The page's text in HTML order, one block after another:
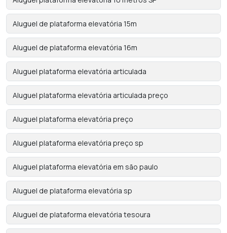
Aluguel de plataforma elevatória 15m
Aluguel de plataforma elevatória 16m
Aluguel plataforma elevatória articulada
Aluguel plataforma elevatória articulada preço
Aluguel plataforma elevatória preço
Aluguel plataforma elevatória preço sp
Aluguel plataforma elevatória em são paulo
Aluguel de plataforma elevatória sp
Aluguel de plataforma elevatória tesoura